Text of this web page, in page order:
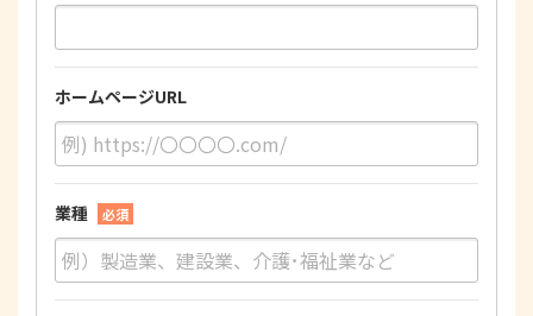
ホームページURL
業種 必須